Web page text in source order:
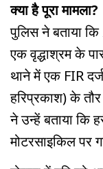
क्या है पूरा मामला?
पुलिस ने बताया
एक वृद्धाश्रम के
थाने में एक FIR
हरिप्रकाश) के
ने उन्हें बताया कि
मोटरसाइकिल पर